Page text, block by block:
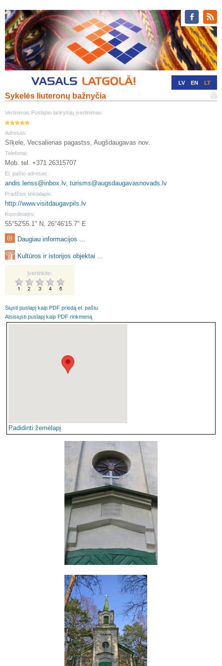
LV EN LT
Sykelės liuteronų bažnyčia
Vertinimas.Puslapio lankytojų įvertinimas:
Adresas:
Sīķele, Vecsalienas pagastss, Augšdaugavas nov.
Telefonai:
Mob. tel. +371 26315707
El. pašto adresas:
andis.lenss@inbox.lv, turisms@augsdaugavasnovads.lv
Pradžios tinklalapis:
http://www.visitdaugavpils.lv
Koordinatės:
55°52'55.1" N, 26°46'15.7" E
Daugiau informacijos ...
Kultūros ir istorijos objektai ...
Įvertinkite:
Siųsti puslapį kaip PDF priedą el. paštu
Atsisiųsti puslapį kaip PDF rinkmeną
Padidinti žemėlapį